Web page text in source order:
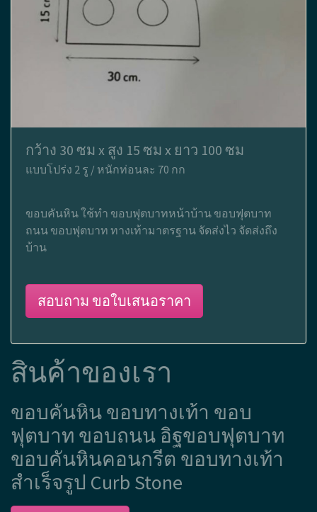
กว้าง 30 ซม x สูง 15 ซม x ยาว 100 ซม
แบบโปร่ง 2 รู / หนักท่อนละ 70 กก
ขอบคันหิน ใช้ทำ ขอบฟุตบาทหน้าบ้าน ขอบฟุตบาท
ถนน ขอบฟุตบาท ทางเท้ามาตรฐาน จัดส่งไว จัดส่งถึง
บ้าน
สอบถาม ขอใบเสนอราคา
สินค้าของเรา
ขอบคันหิน ขอบทางเท้า ขอบ
ฟุตบาท ขอบถนน อิฐขอบฟุตบาท
ขอบคันหินคอนกรีต ขอบทางเท้า
สำเร็จรูป Curb Stone